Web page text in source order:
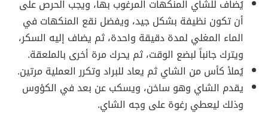
يُضاف للشاي المنكهات المرغوب بها، ويجب الحرص على
أن تكون نظيفة بشكل جيد، ويفضل نقع المنكهات في
الماء المغلي لمدة دقيقة واحدة، ثم يضاف إليه السكر،
ويترك جانباً لبضع الوقت، ثم يحرك مرة أخرى بالملعقة.
يُملأ كأس من الشاي ثم يعاد للبراد وتكرر العملية مرتين.
يقدم الشاي وهو ساخن، ويسكب عن بعد في الكؤوس
وذلك ليعطي رغوة على وجه الشاي.